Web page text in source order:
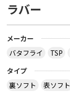
ラバー
メーカー
バタフライ
TSP
タイプ
裏ソフト
表ソフト